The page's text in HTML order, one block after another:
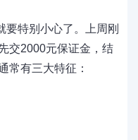
特别小心了。上周刚
交2000元保证金，结
常有三大特征：